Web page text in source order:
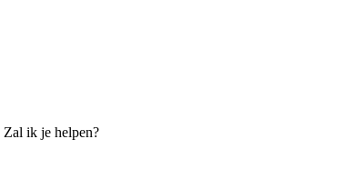
Zal ik je helpen?